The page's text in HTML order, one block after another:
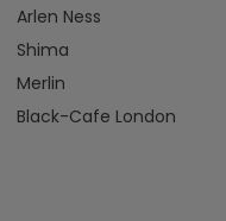
Arlen Ness
Shima
Merlin
Black-Cafe London